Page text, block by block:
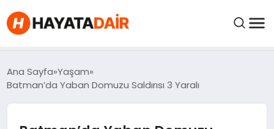
FIYATLAR
HABERLER
Ana Sayfa Yaşam
Batman’da Yaban Domuzu Saldırısı 3 Yaralı